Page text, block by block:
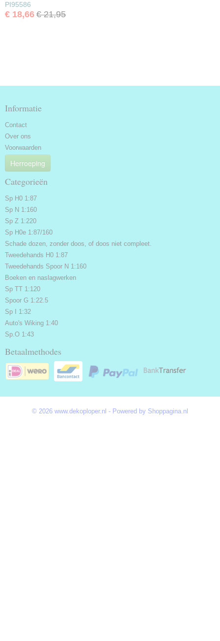
PI95586
€ 18,66 € 21,95
Informatie
Contact
Over ons
Voorwaarden
Herroeping
Categorieën
Sp H0 1:87
Sp N 1:160
Sp Z 1:220
Sp H0e 1:87/160
Schade dozen, zonder doos, of doos niet compleet.
Tweedehands H0 1:87
Tweedehands Spoor N 1:160
Boeken en naslagwerken
Sp TT 1:120
Spoor G 1:22.5
Sp I 1:32
Auto's Wiking 1:40
Sp.O 1:43
Betaalmethodes
© 2026 www.dekoploper.nl - Powered by Shoppagina.nl